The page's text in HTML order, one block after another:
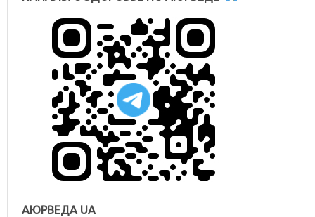
АЮРВЕДА UA